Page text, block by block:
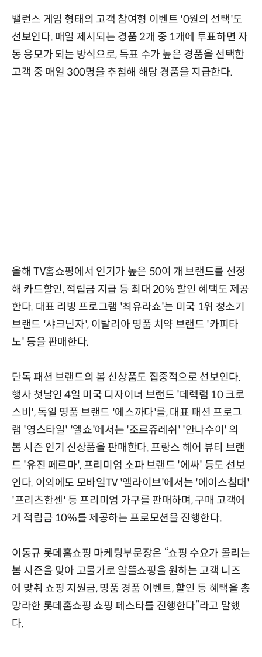
밸런스 게임 형태의 고객 참여형 이벤트 '0원의 선택'도
선보인다. 매일 제시되는 경품 2개 중 1개에 투표하면 자
동 응모가 되는 방식으로, 득표 수가 높은 경품을 선택한
고객 중 매일 300명을 추첨해 해당 경품을 지급한다.
올해 TV홈쇼핑에서 인기가 높은 50여 개 브랜드를 선정
해 카드할인, 적립금 지급 등 최대 20% 할인 혜택도 제공
한다. 대표 리빙 프로그램 '최유라쇼'는 미국 1위 청소기
브랜드 '샤크닌자', 이탈리아 명품 치약 브랜드 '카피타
노' 등을 판매한다.
단독 패션 브랜드의 봄 신상품도 집중적으로 선보인다.
행사 첫날인 4일 미국 디자이너 브랜드 '데렉램 10 크로
스비', 독일 명품 브랜드 '에스까다'를, 대표 패션 프로그
램 '영스타일' '엘쇼'에서는 '조르쥬레쉬' '안나수이' 의
봄 시즌 인기 신상품을 판매한다. 프랑스 헤어 뷰티 브랜
드 '유진 페르마', 프리미엄 소파 브랜드 '에싸' 등도 선보
인다. 이외에도 모바일TV '엘라이브'에서는 '에이스침대'
'프리츠한센' 등 프리미엄 가구를 판매하며, 구매 고객에
게 적립금 10%를 제공하는 프로모션을 진행한다.
이동규 롯데홈쇼핑 마케팅부문장은 “쇼핑 수요가 몰리는
봄 시즌을 맞아 고물가로 알뜰쇼핑을 원하는 고객 니즈
에 맞춰 쇼핑 지원금, 명품 경품 이벤트, 할인 등 혜택을 총
망라한 롯데홈쇼핑 쇼핑 페스타를 진행한다”라고 말했
다.